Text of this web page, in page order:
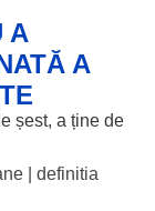
A
A
șest, a ține de
| definitia